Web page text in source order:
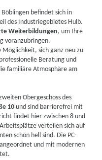
befindet sich in
des Industriegebietes Hulb.
Weiterbildungen, um Ihre
voranzubringen.
Möglichkeit, sich ganz neu zu
Beratung und
familiäre Atmosphäre am
Obergeschoss des
10 und sind barrierefrei mit
findet hier zwischen 8 und
verteilen sich auf
schön hell sind. Die PC-
und mit modernen